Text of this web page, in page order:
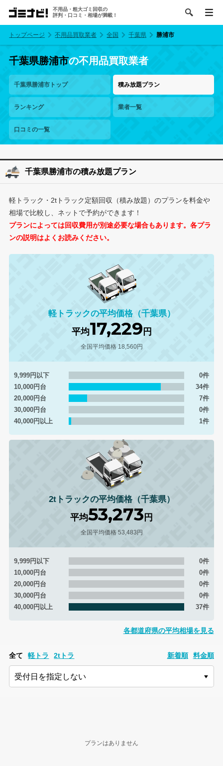
不用品・粗大ゴミ回収の
評判・口コミ・相場が満載！
トップページ 不用品買取業者 全国 千葉県 勝浦市
千葉県勝浦市の不用品買取業者
千葉県勝浦市トップ 積み放題プラン
ランキング 業者一覧
口コミの一覧
千葉県勝浦市の積み放題プラン
軽トラック・2tトラック定額回収（積み放題）のプランを料金や
相場で比較し、ネットで予約ができます！
プランによっては回収費用が別途必要な場合もあります。各プラ
ンの説明はよくお読みください。
軽トラックの平均価格（千葉県）
平均17,229 円
全国平均価格 18,560円
9,999円以下
0件
10,000円台
34件
20,000円台
7件
30,000円台
0件
40,000円以上
1件
2tトラックの平均価格（千葉県）
平均53,273 円
全国平均価格 53,483円
9,999円以下
0件
10,000円台
0件
20,000円台
0件
30,000円台
0件
40,000円以上
37件
各都道府県の平均相場を見る
全て 軽トラ 2tトラ 新着順 料金順
プランはありません